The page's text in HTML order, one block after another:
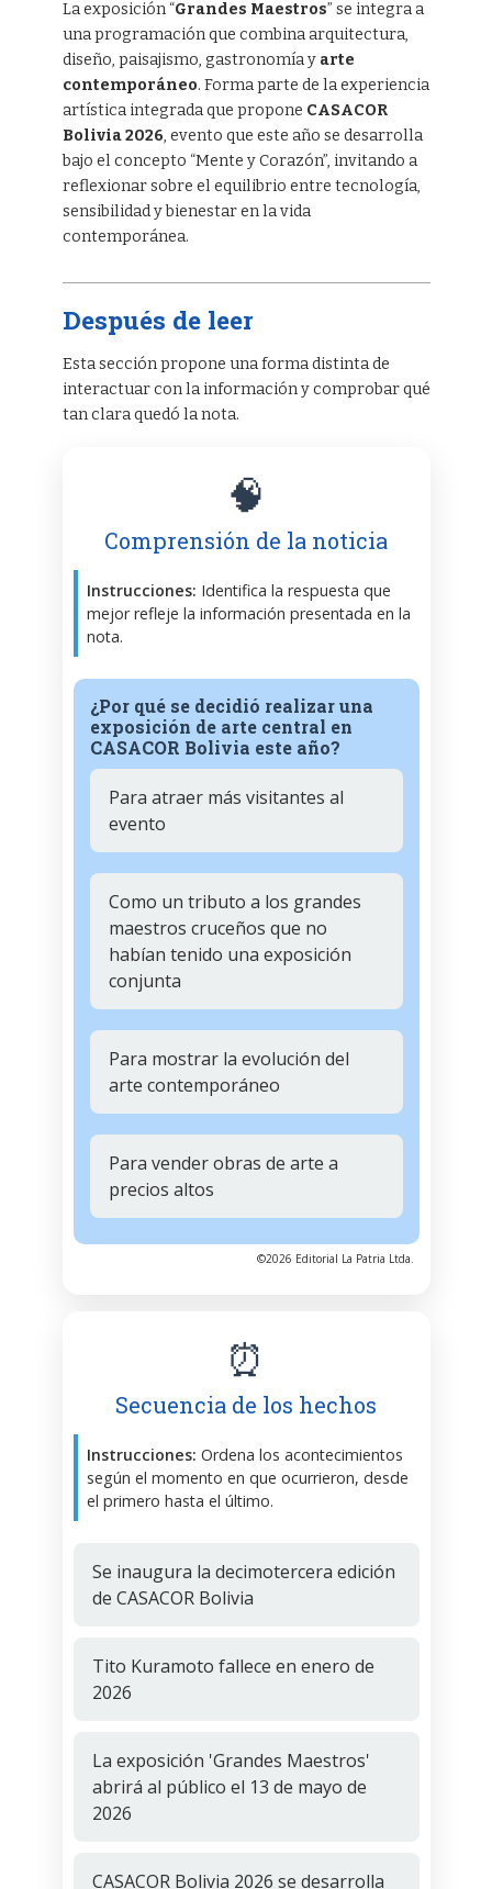
La exposición “Grandes Maestros” se integra a
una programación que combina arquitectura,
diseño, paisajismo, gastronomía y arte
contemporáneo. Forma parte de la experiencia
artística integrada que propone CASACOR
Bolivia 2026, evento que este año se desarrolla
bajo el concepto “Mente y Corazón”, invitando a
reflexionar sobre el equilibrio entre tecnología,
sensibilidad y bienestar en la vida
contemporánea.
Después de leer
Esta sección propone una forma distinta de
interactuar con la información y comprobar qué
tan clara quedó la nota.
🧠
Comprensión de la noticia
Instrucciones: Identifica la respuesta que
mejor refleje la información presentada en la
nota.
¿Por qué se decidió realizar una
exposición de arte central en
CASACOR Bolivia este año?
Para atraer más visitantes al
evento
Como un tributo a los grandes
maestros cruceños que no
habían tenido una exposición
conjunta
Para mostrar la evolución del
arte contemporáneo
Para vender obras de arte a
precios altos
©2026 Editorial La Patria Ltda.
⏰
Secuencia de los hechos
Instrucciones: Ordena los acontecimientos
según el momento en que ocurrieron, desde
el primero hasta el último.
Se inaugura la decimotercera edición
de CASACOR Bolivia
Tito Kuramoto fallece en enero de
2026
La exposición 'Grandes Maestros'
abrirá al público el 13 de mayo de
2026
CASACOR Bolivia 2026 se desarrolla